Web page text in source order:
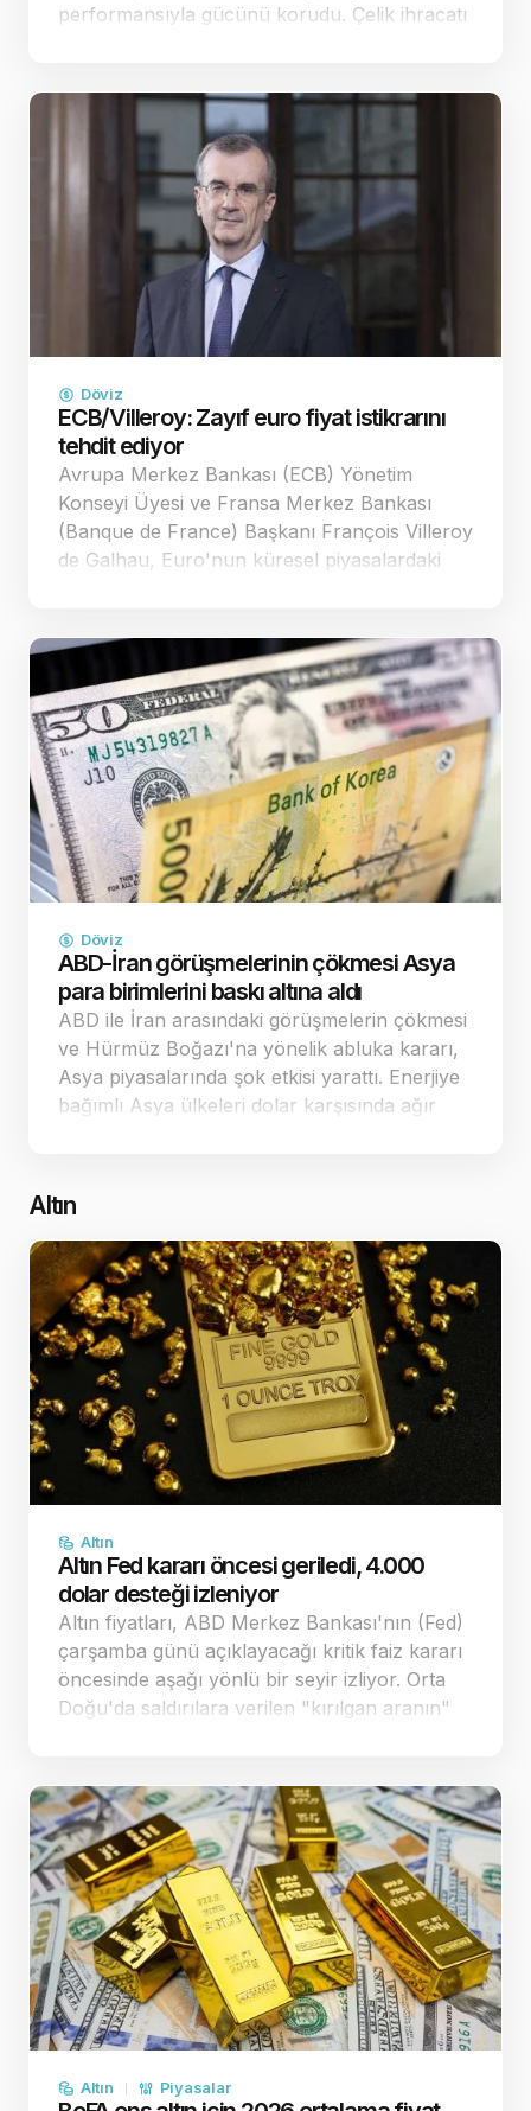
performansıyla gücünü korudu. Çelik ihracatı
Döviz
ECB/Villeroy: Zayıf euro fiyat istikrarını
tehdit ediyor
Avrupa Merkez Bankası (ECB) Yönetim
Konseyi Üyesi ve Fransa Merkez Bankası
(Banque de France) Başkanı François Villeroy
de Galhau, Euro'nun küresel piyasalardaki
dikkat çekerek, y…
Döviz
ABD-İran görüşmelerinin çökmesi Asya
para birimlerini baskı altına aldı
ABD ile İran arasındaki görüşmelerin çökmesi
ve Hürmüz Boğazı'na yönelik abluka kararı,
Asya piyasalarında şok etkisi yarattı. Enerjiye
bağımlı Asya ülkeleri dolar karşısında ağır
Altın
Altın
Altın Fed kararı öncesi geriledi, 4.000
dolar desteği izleniyor
Altın fiyatları, ABD Merkez Bankası'nın (Fed)
çarşamba günü açıklayacağı kritik faiz kararı
öncesinde aşağı yönlü bir seyir izliyor. Orta
Doğu'da saldırılara verilen "kırılgan aranın"
Altın Piyasalar